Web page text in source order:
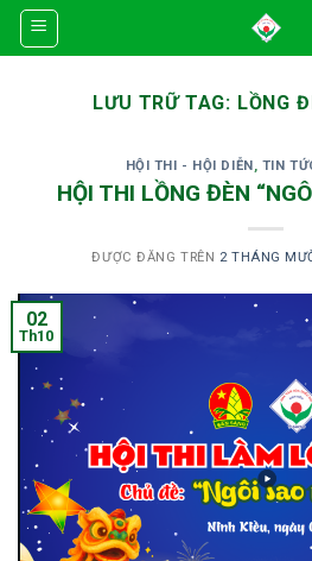
Skip
LƯU TRỮ TAG: LỒNG
HỘI THI - HỘI DIỄN, TIN
HỘI THI LỒNG ĐÈN
ĐƯỢC ĐĂNG TRÊN 2 THÁNG
02
Th10